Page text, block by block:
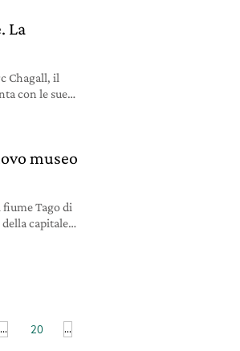
La
Chagall, il
con le sue
museo
fiume Tago di
capitale
di
... 20 ...